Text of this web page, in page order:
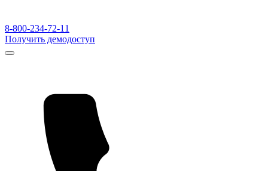
8-800-234-72-11
Получить демодоступ